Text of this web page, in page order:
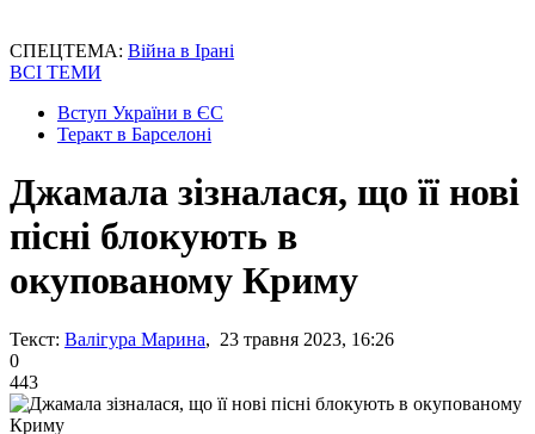
СПЕЦТЕМА: Війна в Ірані
ВСІ ТЕМИ
Вступ України в ЄС
Теракт в Барселоні
Джамала зізналася, що її нові
пісні блокують в
окупованому Криму
Текст: Валігура Марина, 23 травня 2023, 16:26
0
443